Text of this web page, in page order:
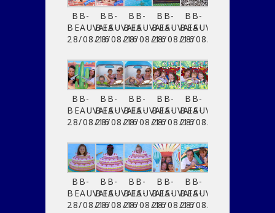
BB-
BEAUVAIS-
28/08/16
BB-
BEAUVAIS-
28/08/16
BB-
BEAUVAIS-
28/08/16
BB-
BEAUVAIS-
28/08/16
BB-
BEAUVAIS-
28/08/16
BB-
BEAUVAIS-
28/08/16
BB-
BEAUVAIS-
28/08/16
BB-
BEAUVAIS-
28/08/16
BB-
BEAUVAIS-
28/08/16
BB-
BEAUVAIS-
28/08/16
BB-
BEAUVAIS-
28/08/16
BB-
BEAUVAIS-
28/08/16
BB-
BEAUVAIS-
28/08/16
BB-
BEAUVAIS-
28/08/16
BB-
BEAUVAIS-
28/08/16